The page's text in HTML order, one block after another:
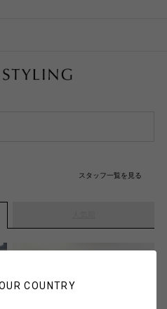
COUNTRY
スタッフ一覧を見る